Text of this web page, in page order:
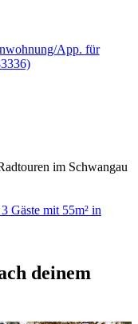
App. für
im Schwangau
Gäste mit 55m² in
deinem